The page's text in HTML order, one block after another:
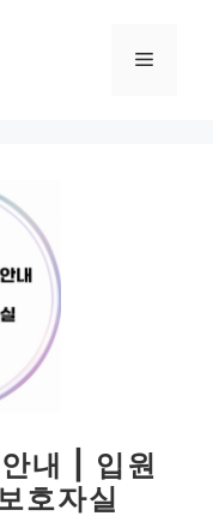
메
내 | 입원
호자실